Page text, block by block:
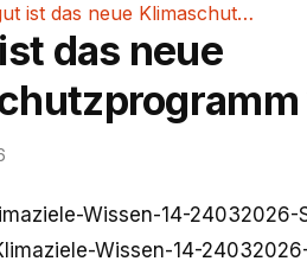
So gut ist das neue Klimaschutzprogramm wirklich
das neue
Wissen-14-24032026-
Wissen-14-